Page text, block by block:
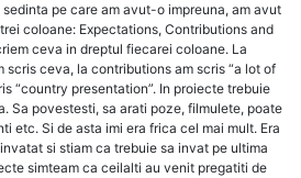
pe care am avut-o impreuna, am avut
coloane: Expectations, Contributions and
ceva in dreptul fiecarei coloane. La
scris ceva, la contributions am scris “a lot of
“country presentation”. In proiecte trebuie
Sa povestesti, sa arati poze, filmulete, poate
etc. Si de asta imi era frica cel mai mult. Era
si stiam ca trebuie sa invat pe ultima
simteam ca ceilalti au venit pregatiti de